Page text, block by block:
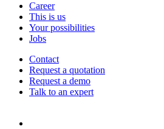
Career
This is us
Your possibilities
Jobs
Contact
Request a quotation
Request a demo
Talk to an expert